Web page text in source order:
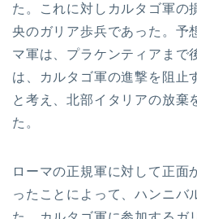
た。これに対しカルタゴ軍の
央のガリア歩兵であった。予
マ軍は、プラケンティアまで
は、カルタゴ軍の進撃を阻止
と考え、北部イタリアの放棄
た。
ローマの正規軍に対して正面
ったことによって、ハンニバ